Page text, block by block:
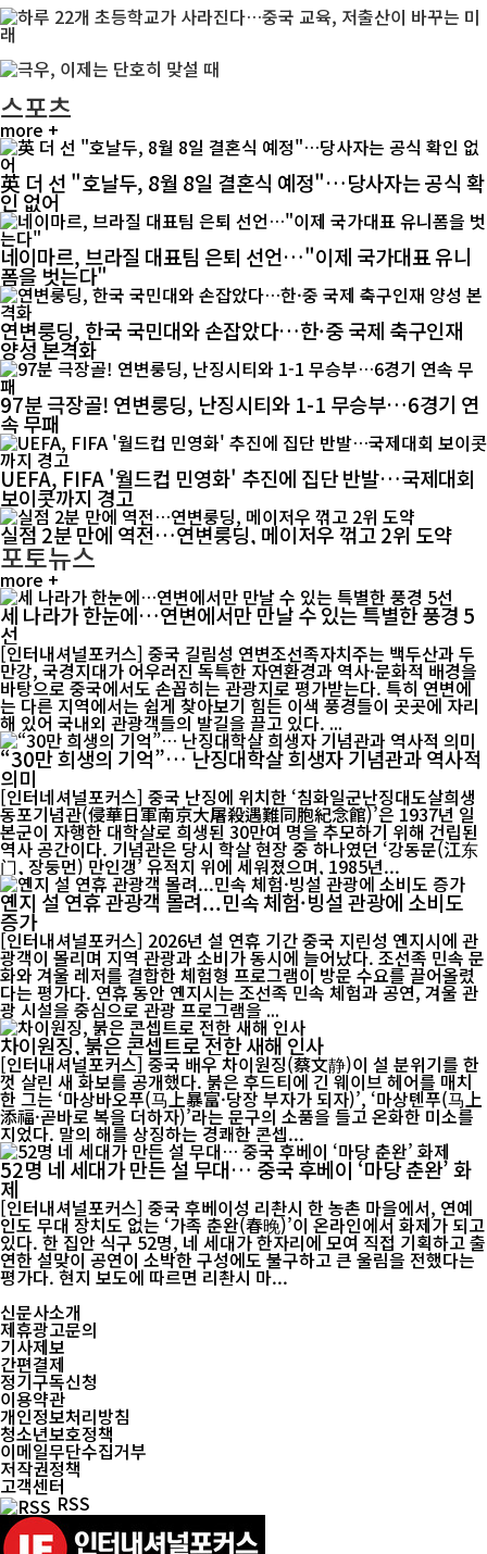
스포츠
more +
英 더 선 "호날두, 8월 8일 결혼식 예정"…당사자는 공식 확
인 없어
네이마르, 브라질 대표팀 은퇴 선언…"이제 국가대표 유니
폼을 벗는다"
연변룽딩, 한국 국민대와 손잡았다…한·중 국제 축구인재
양성 본격화
97분 극장골! 연변룽딩, 난징시티와 1-1 무승부…6경기 연
속 무패
UEFA, FIFA '월드컵 민영화' 추진에 집단 반발…국제대회
보이콧까지 경고
실점 2분 만에 역전…연변룽딩, 메이저우 꺾고 2위 도약
포토뉴스
more +
세 나라가 한눈에…연변에서만 만날 수 있는 특별한 풍경 5
선
[인터내셔널포커스] 중국 길림성 연변조선족자치주는 백두산과 두
만강, 국경지대가 어우러진 독특한 자연환경과 역사·문화적 배경을
바탕으로 중국에서도 손꼽히는 관광지로 평가받는다. 특히 연변에
는 다른 지역에서는 쉽게 찾아보기 힘든 이색 풍경들이 곳곳에 자리
해 있어 국내외 관광객들의 발길을 끌고 있다. ...
“30만 희생의 기억”… 난징대학살 희생자 기념관과 역사적
의미
[인터네셔널포커스] 중국 난징에 위치한 ‘침화일군난징대도살희생
동포기념관(侵華日軍南京大屠殺遇難同胞紀念館)’은 1937년 일
본군이 자행한 대학살로 희생된 30만여 명을 추모하기 위해 건립된
역사 공간이다. 기념관은 당시 학살 현장 중 하나였던 ‘강동문(江东
门, 장둥먼) 만인갱’ 유적지 위에 세워졌으며, 1985년...
옌지 설 연휴 관광객 몰려...민속 체험·빙설 관광에 소비도
증가
[인터내셔널포커스] 2026년 설 연휴 기간 중국 지린성 옌지시에 관
광객이 몰리며 지역 관광과 소비가 동시에 늘어났다. 조선족 민속 문
화와 겨울 레저를 결합한 체험형 프로그램이 방문 수요를 끌어올렸
다는 평가다. 연휴 동안 옌지시는 조선족 민속 체험과 공연, 겨울 관
광 시설을 중심으로 관광 프로그램을 ...
차이원징, 붉은 콘셉트로 전한 새해 인사
[인터내셔널포커스] 중국 배우 차이원징(蔡文静)이 설 분위기를 한
껏 살린 새 화보를 공개했다. 붉은 후드티에 긴 웨이브 헤어를 매치
한 그는 ‘마상바오푸(马上暴富·당장 부자가 되자)’, ‘마상톈푸(马上
添福·곧바로 복을 더하자)’라는 문구의 소품을 들고 온화한 미소를
지었다. 말의 해를 상징하는 경쾌한 콘셉...
52명 네 세대가 만든 설 무대… 중국 후베이 ‘마당 춘완’ 화
제
[인터내셔널포커스] 중국 후베이성 리촨시 한 농촌 마을에서, 연예
인도 무대 장치도 없는 ‘가족 춘완(春晚)’이 온라인에서 화제가 되고
있다. 한 집안 식구 52명, 네 세대가 한자리에 모여 직접 기획하고 출
연한 설맞이 공연이 소박한 구성에도 불구하고 큰 울림을 전했다는
평가다. 현지 보도에 따르면 리촨시 마...
신문사소개
제휴광고문의
기사제보
간편결제
정기구독신청
이용약관
개인정보처리방침
청소년보호정책
이메일무단수집거부
저작권정책
고객센터
RSS